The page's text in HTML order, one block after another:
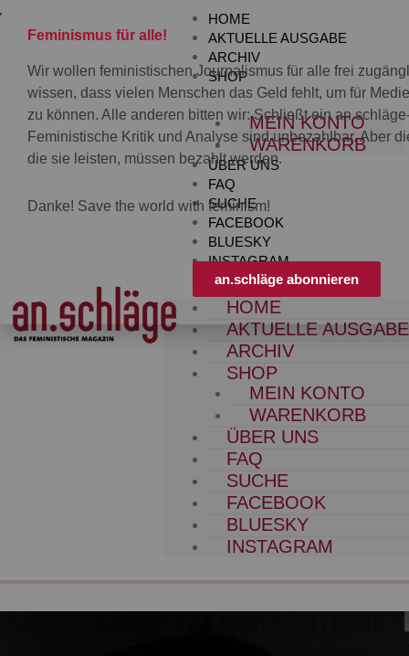
Inhalt
HOME
AKTUELLE AUSGABE
ARCHIV
SHOP
MEIN KONTO
WARENKORB
ÜBER UNS
FAQ
SUCHE
FACEBOOK
BLUESKY
INSTAGRAM
HOME
AKTUELLE AUSGABE
ARCHIV
SHOP
MEIN KONTO
WARENKORB
ÜBER UNS
FAQ
SUCHE
FACEBOOK
BLUESKY
INSTAGRAM
Feminismus für alle!
Wir wollen feministischen Journalismus für alle frei
wissen, dass vielen Menschen das Geld fehlt, um für
zu können. Alle anderen bitten wir: Schließt ein
Feministische Kritik und Analyse sind unbezahlbar. Aber
die sie leisten, müssen bezahlt werden.
Danke! Save the world with feminism!
an.schläge abonnieren